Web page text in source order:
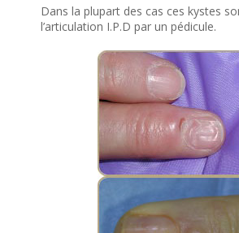
Dans la plupart des cas ces kystes
l’articulation I.P.D par un pédicule.